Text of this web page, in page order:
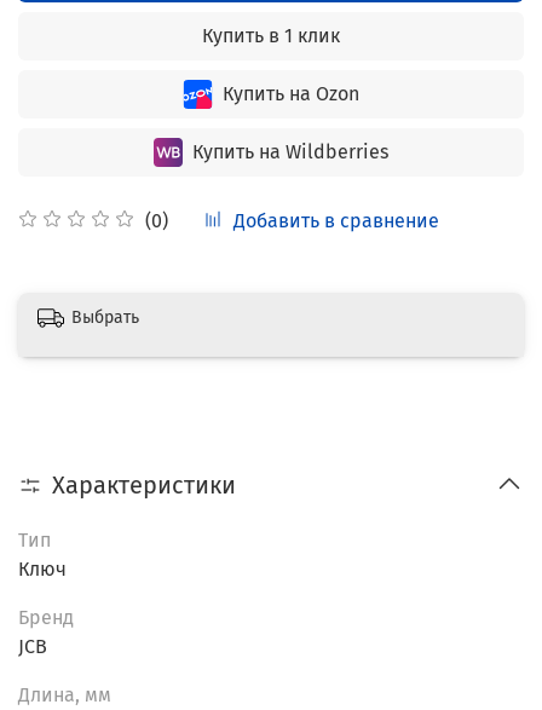
(0) Добавить в сравнение
Купить в 1 клик
Купить на Ozon
Купить на Wildberries
Выбрать
Характеристики
Тип
Ключ
Бренд
JCB
Длина, мм